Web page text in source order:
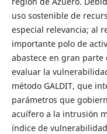
uso sostenible de
especial relevancia; al
importante polo de
abastece en gran
evaluar la
método GALDIT, que
parámetros que
acuífero a la intrusión
índice de